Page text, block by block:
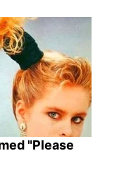
"Please